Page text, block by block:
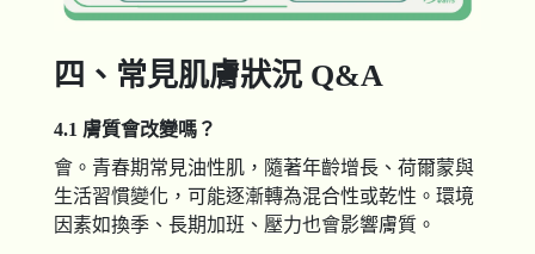
四、常見肌膚狀況 Q&A
4.1 膚質會改變嗎？
會。青春期常見油性肌，隨著年齡增長、荷爾蒙與
生活習慣變化，可能逐漸轉為混合性或乾性。環境
因素如換季、長期加班、壓力也會影響膚質。